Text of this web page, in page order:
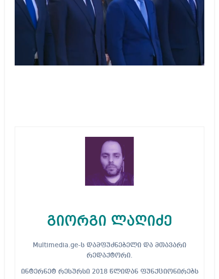
გიორგი ლაღიძე
Multimedia.ge-ს დამფუძნებელი და მთავარი
რედაქტორი.
ინტერნეტ რესურსი 2018 წლიდან ფუნქციონირებს